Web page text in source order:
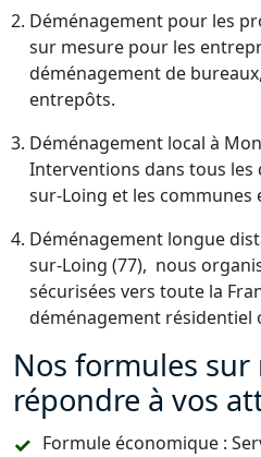
Déménagement pour les
sur mesure pour les
déménagement de
entrepôts.
Déménagement local à
Interventions dans tous
sur-Loing et les communes
Déménagement longue
sur-Loing (77), nous
sécurisées vers toute la
déménagement résidentiel
Nos formules
répondre à vos
Formule économique :